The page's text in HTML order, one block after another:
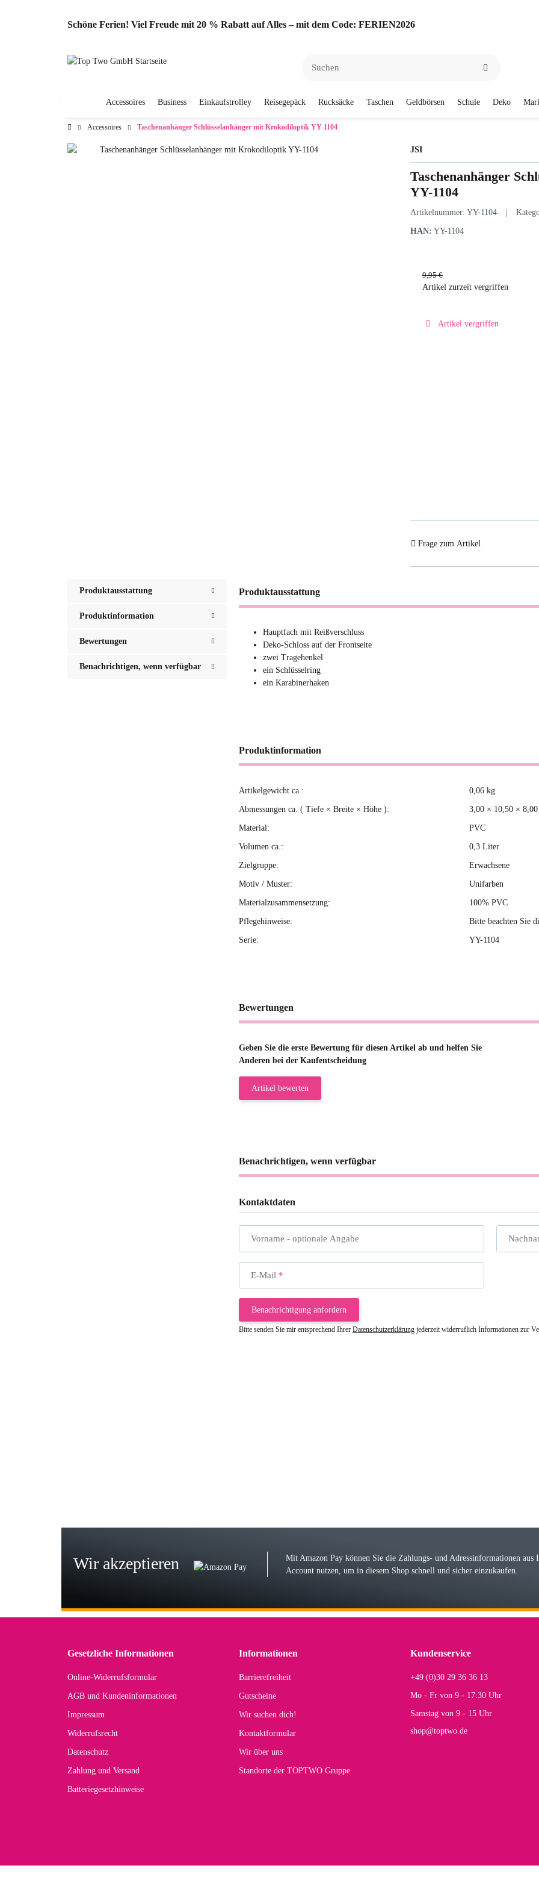
Schöne Ferien! Viel Freude mit 20 % Rabatt auf Alles – mit dem Code: FERIEN2026
Accessoires Business Einkaufstrolley Reisegepäck Rucksäcke Taschen Geldbörsen Schule Deko
Accessoires Taschenanhänger Schlüsselanhänger mit Krokodiloptik YY-1104
JSI
Taschenanhänger
YY-1104
Artikelnummer: YY-1104
HAN: YY-1104
9,95 €
Artikel zurzeit vergriffen
Artikel vergriffen
Frage zum Artikel
Produktausstattung
Produktinformation
Bewertungen
Benachrichtigen, wenn verfügbar
Produktausstattung
Hauptfach mit Reißverschluss
Deko-Schloss auf der Frontseite
zwei Tragehenkel
ein Schlüsselring
ein Karabinerhaken
Produktinformation
Produkteigenschaft
Wert
Artikelgewicht ca.: 0,06 kg
Abmessungen ca. ( Tiefe × Breite × Höhe ): 3,00 × 10,50 ×
Material: PVC
Volumen ca.: 0,3 Liter
Zielgruppe: Erwachsene
Motiv / Muster: Unifarben
Materialzusammensetzung: 100% PVC
Pflegehinweise: Bitte beachten Sie
Serie: YY-1104
Bewertungen
Geben Sie die erste Bewertung für diesen Artikel ab und helfen Sie
Anderen bei der Kaufentscheidung
Artikel bewerten
Benachrichtigen, wenn verfügbar
Kontaktdaten
Vorname - optionale Angabe
E-Mail
Benachrichtigung anfordern
Bitte senden Sie mir entsprechend Ihrer Datenschutzerklärung jederzeit widerruflich Informationen zur
Der Koffer macht einen sehr soliden Eindruck. Die Zuverlässigkeit muss sich noch in
Hans E
Wir akzeptieren
Mit Amazon Pay können Sie die Zahlungs- und Adressinformationen aus
Account nutzen, um in diesem Shop schnell und sicher einzukaufen.
Gesetzliche Informationen
Online-Widerrufsformular
AGB und Kundeninformationen
Impressum
Widerrufsrecht
Datenschutz
Zahlung und Versand
Batteriegesetzhinweise
Informationen
Barrierefreiheit
Gutscheine
Wir suchen dich!
Kontaktformular
Wir über uns
Standorte der TOPTWO Gruppe
Kundenservice
+49 (0)30 29 36 36 13
Mo - Fr von 9 - 17:30 Uhr
Samstag von 9 - 15 Uhr
shop@toptwo.de